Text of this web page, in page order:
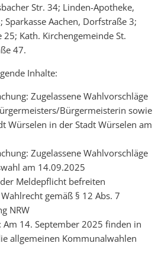
Str. 34; Linden-Apotheke,
Aachen, Dorfstraße 3;
25; Kath. Kirchengemeinde St.
47.
Inhalte:
Zugelassene Wahlvorschläge
Bürgermeisterin sowie
Würselen in der Stadt Würselen am
Zugelassene Wahlvorschläge
am 14.09.2025
Meldepflicht befreiten
gemäß § 12 Abs. 7
NRW
14. September 2025 finden in
allgemeinen Kommunalwahlen